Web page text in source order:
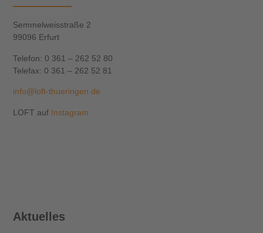
Semmelweisstraße 2
99096 Erfurt
Telefon: 0 361 – 262 52 80
Telefax: 0 361 – 262 52 81
info@loft-thueringen.de
LOFT auf Instagram
Aktuelles